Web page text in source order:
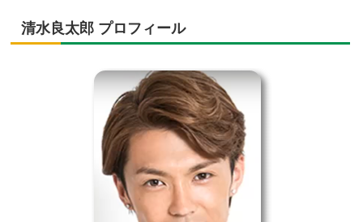
清水良太郎 プロフィール